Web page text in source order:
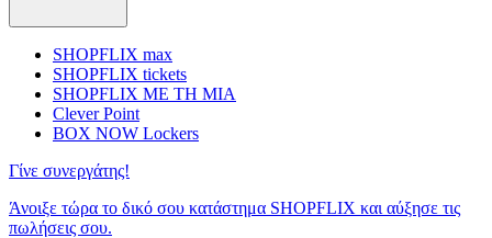
SHOPFLIX max
SHOPFLIX tickets
SHOPFLIX ΜΕ ΤΗ ΜΙΑ
Clever Point
BOX NOW Lockers
Γίνε συνεργάτης!
Άνοιξε τώρα το δικό σου κατάστημα SHOPFLIX και αύξησε τις
πωλήσεις σου.